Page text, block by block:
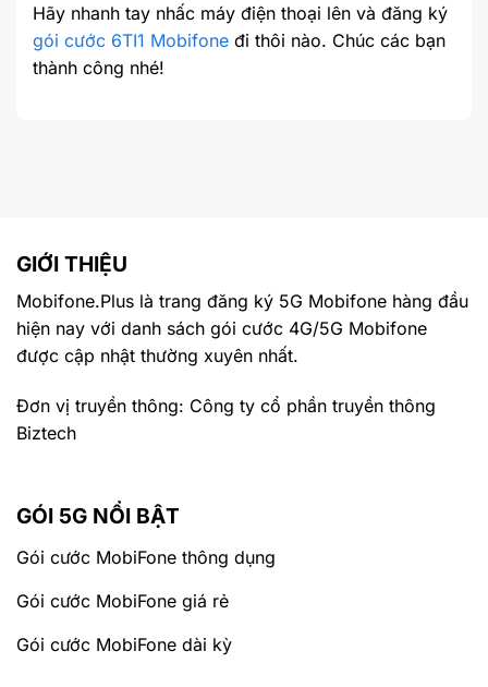
Hãy nhanh tay nhấc máy điện thoại lên và đăng ký
gói cước 6TI1 Mobifone đi thôi nào. Chúc các bạn
thành công nhé!
GIỚI THIỆU
Mobifone.Plus là trang đăng ký 5G Mobifone hàng đầu
hiện nay với danh sách gói cước 4G/5G Mobifone
được cập nhật thường xuyên nhất.
Đơn vị truyền thông: Công ty cổ phần truyền thông
Biztech
GÓI 5G NỔI BẬT
Gói cước MobiFone thông dụng
Gói cước MobiFone giá rẻ
Gói cước MobiFone dài kỳ